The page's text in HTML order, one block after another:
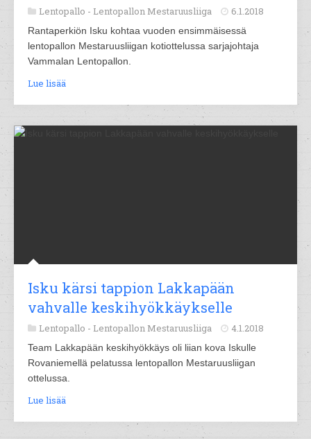
Lentopallo - Lentopallon Mestaruusliiga 6.1.2018
Rantaperkiön Isku kohtaa vuoden ensimmäisessä
lentopallon Mestaruusliigan kotiottelussa sarjajohtaja
Vammalan Lentopallon.
Lue lisää
Isku kärsi tappion Lakkapään
vahvalle keskihyökkäykselle
Lentopallo - Lentopallon Mestaruusliiga 4.1.2018
Team Lakkapään keskihyökkäys oli liian kova Iskulle
Rovaniemellä pelatussa lentopallon Mestaruusliigan
ottelussa.
Lue lisää